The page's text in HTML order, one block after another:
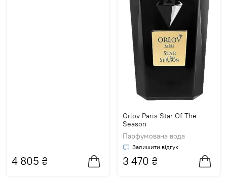
4 805 ₴
Orlov Paris Star Of The
Season
Парфумована вода
Залишити відгук
3 470 ₴